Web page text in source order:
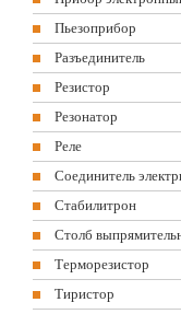
Пьезоприбор
Разъединитель
Резистор
Резонатор
Реле
Соединитель
Стабилитрон
Столб
Терморезистор
Тиристор